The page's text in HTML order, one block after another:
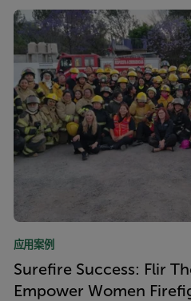
应用案例
Surefire Success: Flir
Empower Women